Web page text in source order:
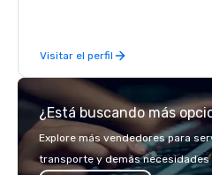
Multi-stage Festival Production;
strive to ensure we meet your
standards at your budget level. Our
number one goal is for our
effectively communicate their
in the way they want it delivered –
Ideal Event.
Visitar el perfil
¿Está buscando más
Explore más vendedores para
transporte y demás necesidades